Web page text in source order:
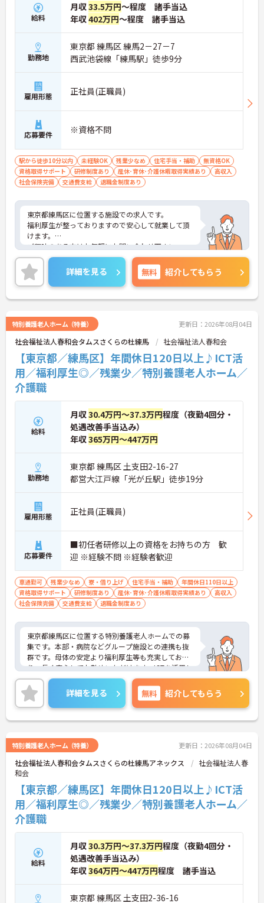
給料
月収33.5万円～程度 諸手当込
年収402万円～程度 諸手当込
勤務地
東京都 練馬区 練馬2－27－7
西武池袋線「練馬駅」徒歩9分
雇用形態 正社員(正職員)
応募要件 ※資格不問
駅から徒歩10分以内 未経験OK 残業少なめ 住宅手当・補助
無資格OK
資格取得サポート
研修制度あり 産休･育休･介護休暇取得実績あり
高収入
社会保険完備
交通費支給 退職金制度あり
東京都練馬区に位置する施設での求人です。
福利厚生が整っておりますので安心して就業して頂
けます。
ご興味のある方はお気軽にお問い合わせ下さい。
詳細を見る 無料 紹介してもらう
特別養護老人ホーム（特養） 更新日：2026年08月04日
社会福祉法人春和会タムスさくらの杜練馬 社会福祉法人春和会
【東京都／練馬区】年間休日120日以上♪ICT活
用／福利厚生◎／残業少／特別養護老人ホーム／
介護職
給料
月収30.4万円～37.3万円程度（夜勤4回分・
処遇改善手当込み）
年収365万円～447万円
勤務地
東京都 練馬区 土支田2-16-27
都営大江戸線「光が丘駅」徒歩19分
雇用形態 正社員(正職員)
応募要件
■初任者研修以上の資格をお持ちの方 歓
迎 ※経験不問 ※経験者歓迎
車通勤可 残業少なめ 寮・借り上げ 住宅手当・補助
年間休日110日以上
資格取得サポート
研修制度あり 産休･育休･介護休暇取得実績あり
高収入
社会保険完備
交通費支給 退職金制度あり
東京都練馬区に位置する特別養護老人ホームでの募
集です。本部・病院などグループ施設との連携も抜
群です。母体の安定より福利厚生等も充実してお
り、長く安心してお勤めいただけます。ICTを活用し
た職員の負担軽減や、最先端の調理システムを導入
しており、働きやすい環境が整っています。
ご興味のある方には、面接対策ポイントなど、さら
に詳細をお話しいたしますので、お気軽にご相談く
ださい。
詳細を見る 無料 紹介してもらう
特別養護老人ホーム（特養） 更新日：2026年08月04日
社会福祉法人春和会タムスさくらの杜練馬アネックス
社会福祉法人春
和会
【東京都／練馬区】年間休日120日以上♪ICT活
用／福利厚生◎／残業少／特別養護老人ホーム／
介護職
給料
月収30.3万円～37.3万円程度（夜勤4回分・
処遇改善手当込み）
年収364万円～447万円程度 諸手当込
東京都 練馬区 土支田2-36-16